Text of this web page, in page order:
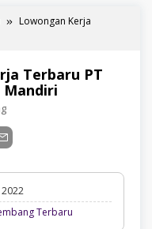
Lowongan Kerja
Terbaru PT
Mandiri
Terbaru